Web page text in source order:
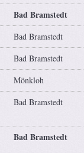
Bad Bramstedt
Bad Bramstedt
Bad Bramstedt
Mönkloh
Bad Bramstedt
Bad Bramstedt